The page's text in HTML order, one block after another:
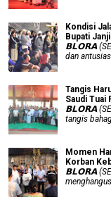
Kondisi
Bupati
𝗕𝗟𝗢𝗥𝗔
dan
Tangis
Saudi Tuai
𝗕𝗟𝗢𝗥𝗔
tangis
Momen
Korban
𝗕𝗟𝗢𝗥𝗔